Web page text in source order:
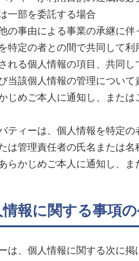
一部を委託する場合
の事由による事業の承継に
特定の者との間で共同して
れる個人情報の項目、共同
当該個人情報の管理につい
じめご本人に通知し、また
ティーは、個人情報を特定
は管理責任者の氏名または
らかじめご本人に通知し、
情報に関する事項
は、個人情報に関する次に